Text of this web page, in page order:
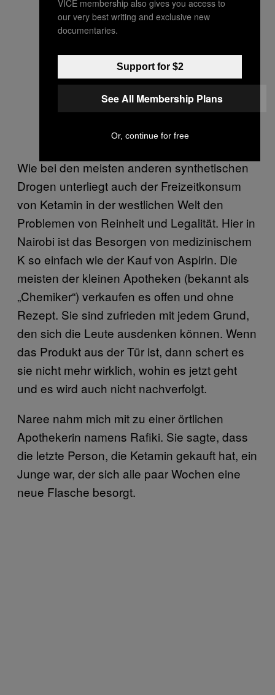
Wie bei den meisten anderen synthetischen
Drogen unterliegt auch der Freizeitkonsum
von Ketamin in der westlichen Welt den
Problemen von Reinheit und Legalität. Hier in
Nairobi ist das Besorgen von medizinischem
K so einfach wie der Kauf von Aspirin. Die
meisten der kleinen Apotheken (bekannt als
„Chemiker“) verkaufen es offen und ohne
Rezept. Sie sind zufrieden mit jedem Grund,
den sich die Leute ausdenken können. Wenn
das Produkt aus der Tür ist, dann schert es
sie nicht mehr wirklich, wohin es jetzt geht
und es wird auch nicht nachverfolgt.
Naree nahm mich mit zu einer örtlichen
Apothekerin namens Rafiki. Sie sagte, dass
die letzte Person, die Ketamin gekauft hat, ein
Junge war, der sich alle paar Wochen eine
neue Flasche besorgt.
VICE membership also gives you access to
our very best writing and exclusive new
documentaries.
Support for $2
See All Membership Plans
Or, continue for free